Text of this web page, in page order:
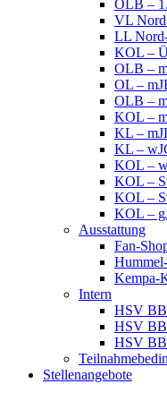
OLB –
VL Nord
LL
KOL –
OLB –
OL –
OLB –
KOL –
KL –
KL –
KOL –
KOL –
KOL –
KOL –
Ausstattung
Fan-
Kempa-
Intern
HSV BB
HSV
HSV
Stellenangebote